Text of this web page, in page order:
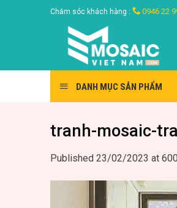
Chăm sóc khách hàng : 0946 22
DANH MỤC SẢN PHẨM
tranh-mosaic-
Published 23/02/2023 at